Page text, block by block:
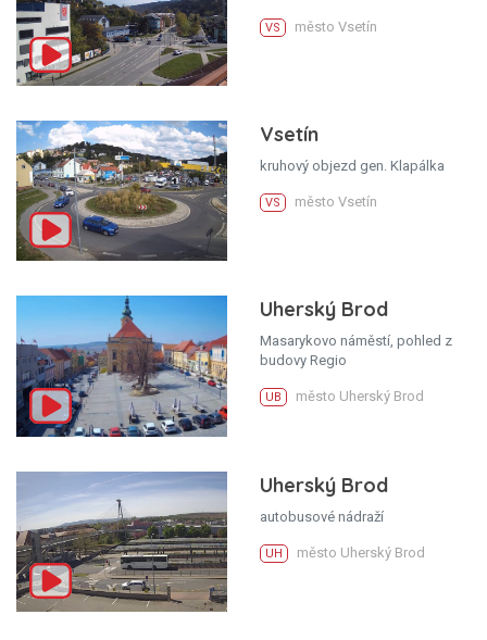
VS město Vsetín
Vsetín
kruhový objezd gen. Klapálka
VS město Vsetín
Uherský Brod
Masarykovo náměstí, pohled z
budovy Regio
UB město Uherský Brod
Uherský Brod
autobusové nádraží
UH město Uherský Brod